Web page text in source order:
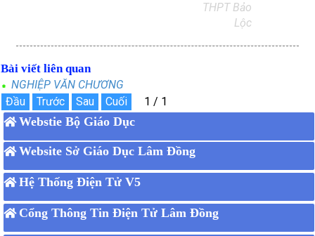
THPT Bảo
Lộc
Bài viết liên quan
NGHIỆP VĂN CHƯƠNG
Webstie Bộ Giáo Dục
Website Sở Giáo Dục Lâm Đồng
Hệ Thống Điện Tử V5
Cổng Thông Tin Điện Tử Lâm Đồng